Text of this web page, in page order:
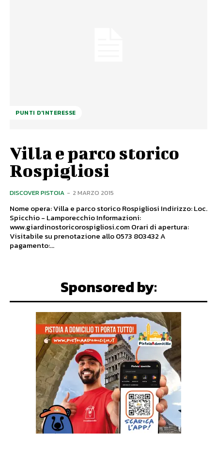
PUNTI D'INTERESSE
Villa e parco storico
Rospigliosi
DISCOVER PISTOIA - 2 MARZO 2015
Nome opera: Villa e parco storico Rospigliosi Indirizzo: Loc.
Spicchio - Lamporecchio Informazioni:
www.giardinostoricorospigliosi.com Orari di apertura:
Visitabile su prenotazione allo 0573 803432 A
pagamento:...
Sponsored by: